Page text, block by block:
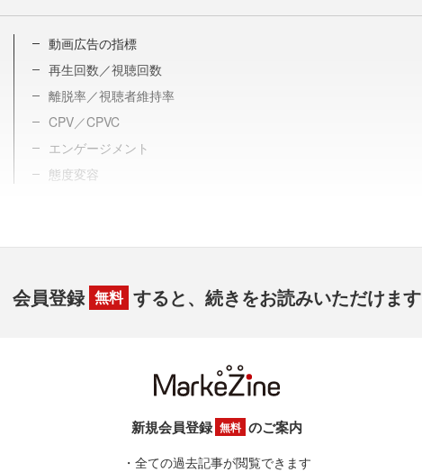
動画広告の指標
再生回数／視聴回数
離脱率／視聴者維持率
CPV／CPVC
エンゲージメント
態度変容
会員登録 無料 すると、続きをお読みいただけます
新規会員登録 無料 のご案内
・全ての過去記事が閲覧できます